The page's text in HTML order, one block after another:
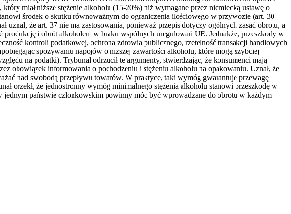
miał niższe stężenie alkoholu (15-20%) niż wymagane przez niemiecką ustawę o
środek o skutku równoważnym do ograniczenia ilościowego w przywozie (art. 30
że art. 37 nie ma zastosowania, ponieważ przepis dotyczy ogólnych zasad obrotu, a
produkcję i obrót alkoholem w braku wspólnych uregulowań UE. Jednakże, przeszkody w
kontroli podatkowej, ochrona zdrowia publicznego, rzetelność transakcji handlowych
spożywaniu napojów o niższej zawartości alkoholu, które mogą szybciej
na podatki). Trybunał odrzucił te argumenty, stwierdzając, że konsumenci mają
obowiązek informowania o pochodzeniu i stężeniu alkoholu na opakowaniu. Uznał, że
nad swobodą przepływu towarów. W praktyce, taki wymóg gwarantuje przewagę
orzekł, że jednostronny wymóg minimalnego stężenia alkoholu stanowi przeszkodę w
państwie członkowskim powinny móc być wprowadzane do obrotu w każdym